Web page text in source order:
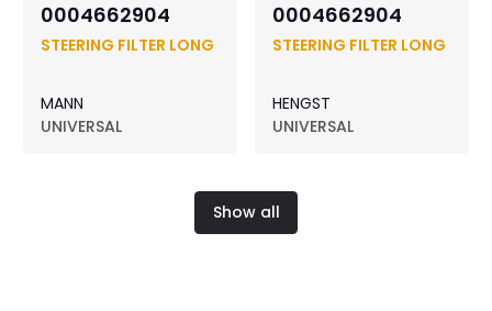
0004662904
STEERING FILTER LONG
MANN
UNIVERSAL
0004662904
STEERING FILTER LONG
HENGST
UNIVERSAL
Show all